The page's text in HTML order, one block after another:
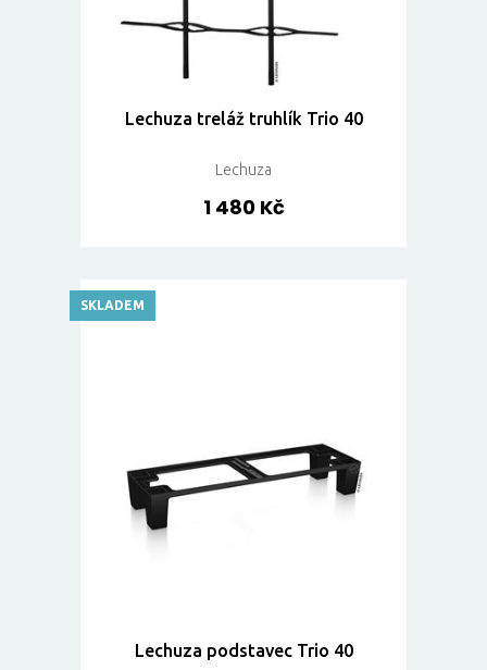
Lechuza treláž truhlík Trio 40
Lechuza
1 480 Kč
Lechuza podstavec Trio 40
SKLADEM